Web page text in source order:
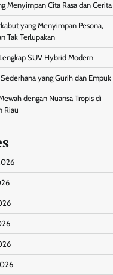
Menyimpan Cita Rasa dan Cerita
yang Menyimpan Pesona,
Tak Terlupakan
SUV Hybrid Modern
yang Gurih dan Empuk
dengan Nuansa Tropis di
Riau